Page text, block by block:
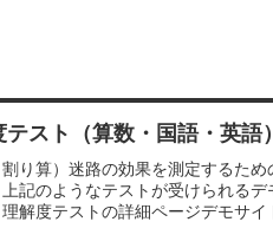
スト（算数・国語・英語
り算）迷路の効果を測定するた
記のようなテストが受けられる
解度テストの詳細ページデモサ